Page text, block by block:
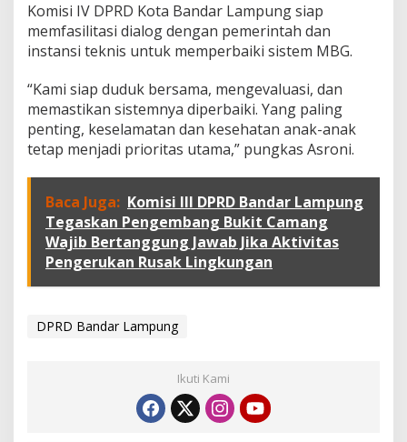
Komisi IV DPRD Kota Bandar Lampung siap
memfasilitasi dialog dengan pemerintah dan
instansi teknis untuk memperbaiki sistem MBG.
“Kami siap duduk bersama, mengevaluasi, dan
memastikan sistemnya diperbaiki. Yang paling
penting, keselamatan dan kesehatan anak-anak
tetap menjadi prioritas utama,” pungkas Asroni.
Baca Juga: Komisi III DPRD Bandar Lampung
Tegaskan Pengembang Bukit Camang
Wajib Bertanggung Jawab Jika Aktivitas
Pengerukan Rusak Lingkungan
DPRD Bandar Lampung
Ikuti Kami